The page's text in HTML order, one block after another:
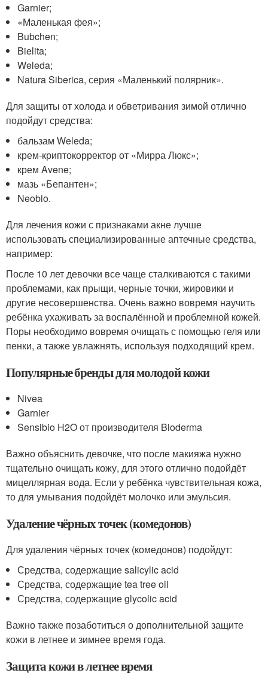
Garnier;
«Маленькая фея»;
Bubchen;
Bielita;
Weleda;
Natura Siberica, серия «Маленький полярник».
Для защиты от холода и обветривания зимой отлично
подойдут средства:
бальзам Weleda;
крем-криптокорректор от «Мирра Люкс»;
крем Avene;
мазь «Бепантен»;
Neobio.
Для лечения кожи с признаками акне лучше
использовать специализированные аптечные средства,
например:
После 10 лет девочки все чаще сталкиваются с такими
проблемами, как прыщи, черные точки, жировики и
другие несовершенства. Очень важно вовремя научить
ребёнка ухаживать за воспалённой и проблемной кожей.
Поры необходимо вовремя очищать с помощью геля или
пенки, а также увлажнять, используя подходящий крем.
Популярные бренды для молодой кожи
Nivea
Garnier
Sensibio H2O от производителя Bioderma
Важно объяснить девочке, что после макияжа нужно
тщательно очищать кожу, для этого отлично подойдёт
мицеллярная вода. Если у ребёнка чувствительная кожа,
то для умывания подойдёт молочко или эмульсия.
Удаление чёрных точек (комедонов)
Для удаления чёрных точек (комедонов) подойдут:
Средства, содержащие salicylic acid
Средства, содержащие tea tree oil
Средства, содержащие glycolic acid
Важно также позаботиться о дополнительной защите
кожи в летнее и зимнее время года.
Защита кожи в летнее время